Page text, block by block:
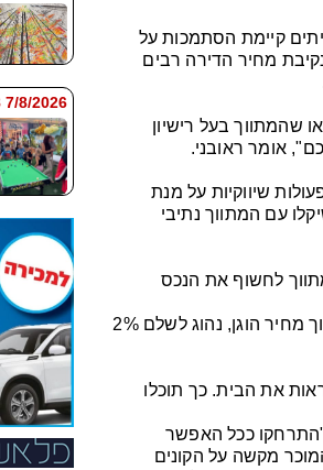
קיימת הסתמכות על
מחיר הדירה רבים
שהמתווך בעל רישיון
אומר ראובני.
שיווקיות על מנת
עם המתווך נתיבי
לחשוף את הנכס
באשר להתנהלות הכספית ביניכם לבין המתווך הוא אומר : "הציעו למתווך מחיר הוגן, נהוג לשלם 2%
את הבית. כך תוכלו
"התרחקו ככל האפשר
מקשה על הקונים
7/8/2026 7:58